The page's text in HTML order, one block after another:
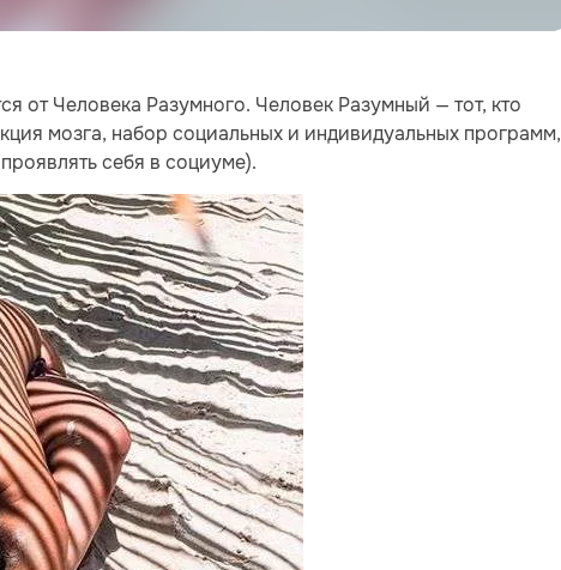
от Человека Разумного. Человек Разумный — тот, кто
мозга, набор социальных и индивидуальных программ,
себя в социуме).